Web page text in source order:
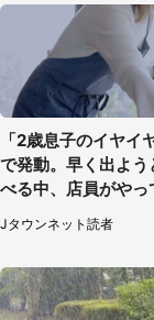
「2歳息子のイヤイ
で発動。早く出よう
べる中、店員がやっ
（岡山県・40代女性
Jタウンネット読者